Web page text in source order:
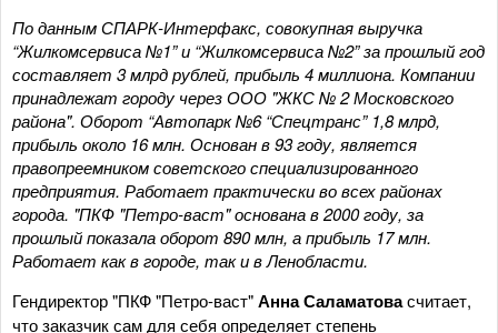
По данным СПАРК-Интерфакс, совокупная выручка
“Жилкомсервиса №1” и “Жилкомсервиса №2” за прошлый год
составляет 3 млрд рублей, прибыль 4 миллиона. Компании
принадлежат городу через ООО "ЖКС № 2 Московского
района". Оборот “Автопарк №6 “Спецтранс” 1,8 млрд,
прибыль около 16 млн. Основан в 93 году, является
правопреемником советского специализированного
предприятия. Работает практически во всех районах
города. "ПКФ "Петро-васт" основана в 2000 году, за
прошлый показала оборот 890 млн, а прибыль 17 млн.
Работает как в городе, так и в Ленобласти.
Гендиректор "ПКФ "Петро-васт"Анна Саламатовасчитает,
что заказчик сам для себя определяет степень